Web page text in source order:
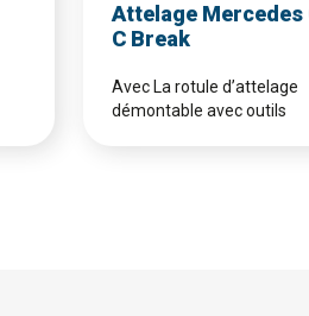
Attelage Mercedes
C Break
Avec La rotule d’attelage
démontable avec outils